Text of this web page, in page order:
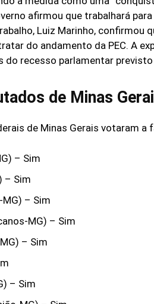
afirmou que trabalhará
Luiz Marinho, confirmou
do andamento da PEC. A
do recesso parlamentar
de Minas
de Minas Gerais votaram a
– Sim
– Sim
– Sim
MG) – Sim
– Sim
– Sim